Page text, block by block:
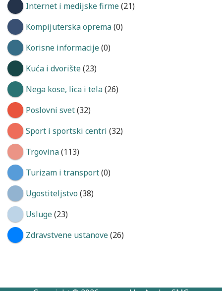
Internet i medijske firme(21)
Kompijuterska oprema(0)
Korisne informacije(0)
Kuća i dvorište(23)
Nega kose, lica i tela(26)
Poslovni svet(32)
Sport i sportski centri (32)
Trgovina(113)
Turizam i transport(0)
Ugostiteljstvo (38)
Usluge(23)
Zdravstvene ustanove(26)